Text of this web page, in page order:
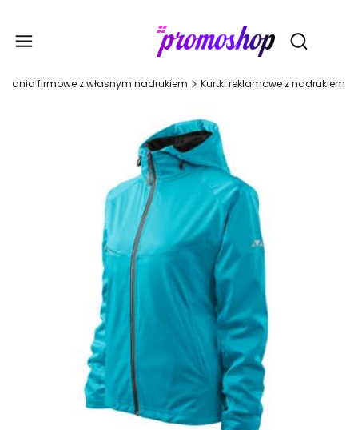
Otwórz
firmowe z własnym nadrukiem Kurtki reklamowe z nadrukiem